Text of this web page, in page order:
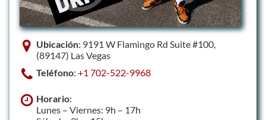
Ubicación: 9191 W Flamingo Rd Suite #100,
(89147) Las Vegas
Teléfono: +1 702-522-9968
Horario:
Lunes – Viernes: 9h – 17h